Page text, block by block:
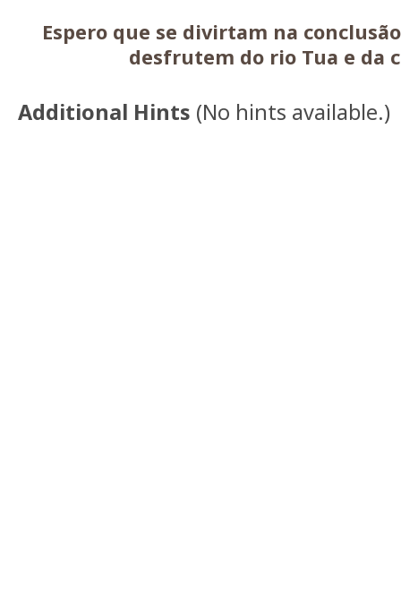
Espero que se divirtam na
desfrutem do rio Tua e da
Additional Hints (No hints available.)